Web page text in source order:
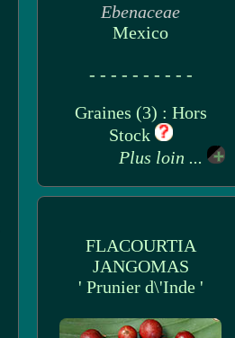
Ebenaceae
Mexico
- - - - - - - - - -
Graines (3) : Hors
Stock
Plus loin ...
FLACOURTIA
JANGOMAS
' Prunier d\'Inde '